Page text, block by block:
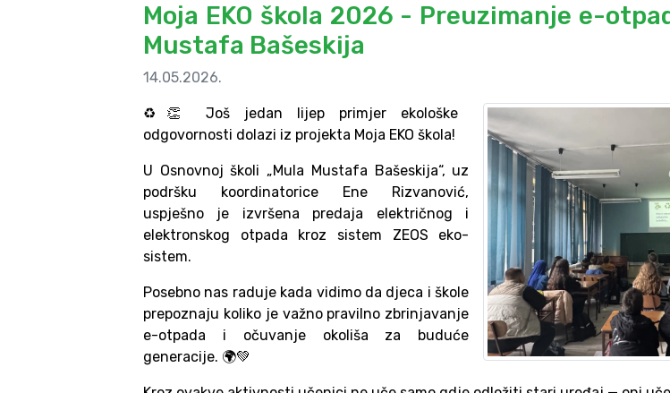
Moja EKO škola 2026 - Preuzimanje e-
Mustafa Bašeskija
14.05.2026.
♻️👏 Još jedan lijep primjer ekološke
odgovornosti dolazi iz projekta Moja EKO škola!
U Osnovnoj školi „Mula Mustafa Bašeskija“, uz
podršku koordinatorice Ene Rizvanović,
uspješno je izvršena predaja električnog i
elektronskog otpada kroz sistem ZEOS eko-
sistem.
Posebno nas raduje kada vidimo da djeca i škole
prepoznaju koliko je važno pravilno zbrinjavanje
e-otpada i očuvanje okoliša za buduće
generacije. 🌍💚